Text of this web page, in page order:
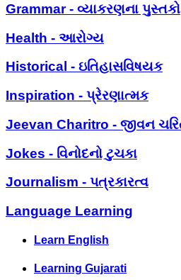
Grammar - વ્યાકરણના પુસ્તકો
Health - આરોગ્ય
Historical - ઇતિહાસવિષયક
Inspiration - પ્રેરણાત્મક
Jeevan Charitro - જીવન
Jokes - વિનોદનો ટુચકા
Journalism - પત્રકારત્વ
Language Learning
Learn English
Learning Gujarati